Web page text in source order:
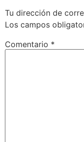
Tu dirección de
Los campos
Comentario *